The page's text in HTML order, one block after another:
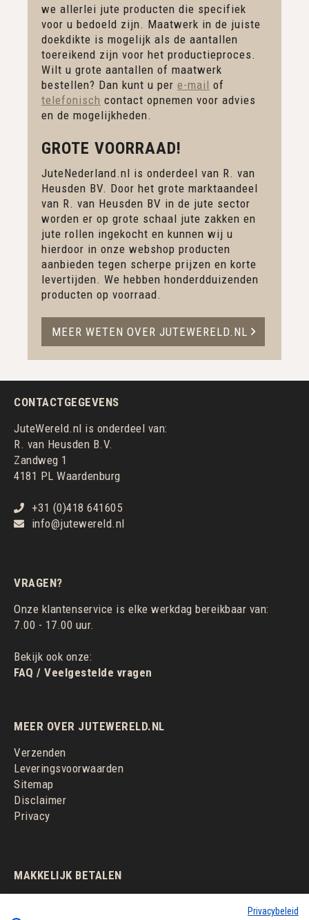
we allerlei jute producten die specifiek
voor u bedoeld zijn. Maatwerk in de juiste
doekdikte is mogelijk als de aantallen
toereikend zijn voor het productieproces.
Wilt u grote aantallen of maatwerk
bestellen? Dan kunt u per e-mail of
telefonisch contact opnemen voor advies
en de mogelijkheden.
GROTE VOORRAAD!
JuteNederland.nl is onderdeel van R. van
Heusden BV. Door het grote marktaandeel
van R. van Heusden BV in de jute sector
worden er op grote schaal jute zakken en
jute rollen ingekocht en kunnen wij u
hierdoor in onze webshop producten
aanbieden tegen scherpe prijzen en korte
levertijden. We hebben honderdduizenden
producten op voorraad.
MEER WETEN OVER JUTEWERELD.NL
CONTACTGEGEVENS
JuteWereld.nl is onderdeel van:
R. van Heusden B.V.
Zandweg 1
4181 PL Waardenburg
+31 (0)418 641605
info@jutewereld.nl
VRAGEN?
Onze klantenservice is elke werkdag bereikbaar van:
7.00 - 17.00 uur.
Bekijk ook onze:
FAQ / Veelgestelde vragen
MEER OVER JUTEWERELD.NL
Verzenden
Leveringsvoorwaarden
Sitemap
Disclaimer
Privacy
MAKKELIJK BETALEN
Privacybeleid